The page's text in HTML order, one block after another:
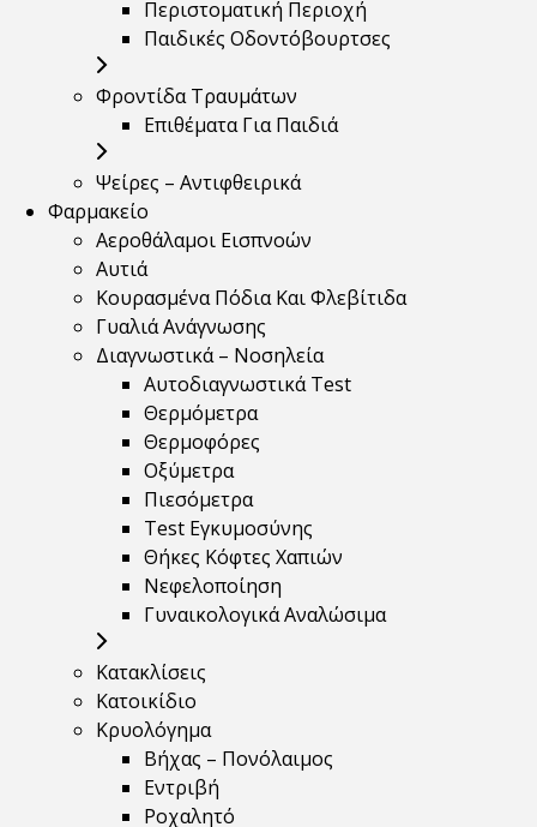
Περιστοματική Περιοχή
Παιδικές Οδοντόβουρτσες
Φροντίδα Τραυμάτων
Επιθέματα Για Παιδιά
Ψείρες – Αντιφθειρικά
Φαρμακείο
Αεροθάλαμοι Εισπνοών
Αυτιά
Κουρασμένα Πόδια Και Φλεβίτιδα
Γυαλιά Ανάγνωσης
Διαγνωστικά – Νοσηλεία
Αυτοδιαγνωστικά Test
Θερμόμετρα
Θερμοφόρες
Οξύμετρα
Πιεσόμετρα
Test Εγκυμοσύνης
Θήκες Κόφτες Χαπιών
Νεφελοποίηση
Γυναικολογικά Αναλώσιμα
Κατακλίσεις
Κατοικίδιο
Κρυολόγημα
Βήχας – Πονόλαιμος
Εντριβή
Ροχαλητό